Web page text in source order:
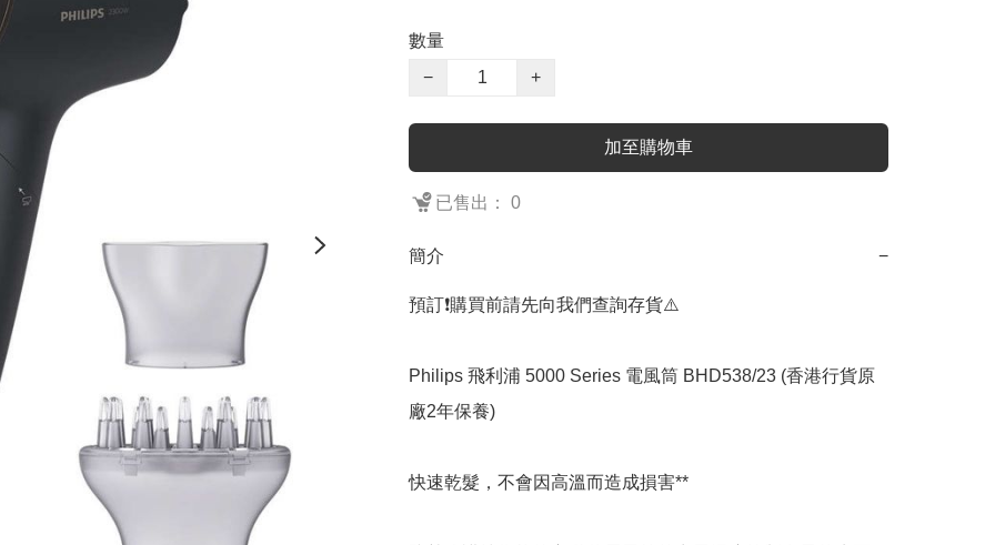
數量
−
+
加至購物車
已售出： 0
簡介 −
預訂❗️購買前請先向我們查詢存貨⚠️
Philips 飛利浦 5000 Series 電風筒 BHD538/23 (香港行貨原
廠2年保養)
快速乾髮，不會因高溫而造成損害**